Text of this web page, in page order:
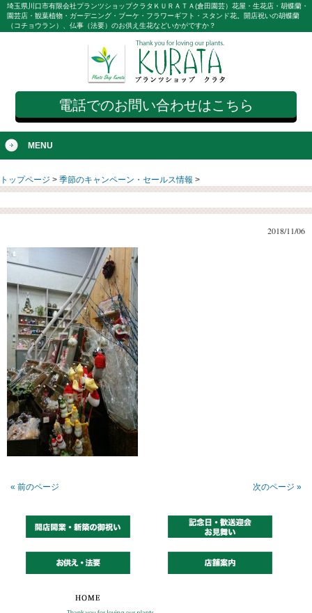
埼玉県川口市有限会社プランツショップクラタＫＵＲＡＴＡ(倉田園芸）花屋・生花店・胡蝶蘭・
園芸店・観葉植物・ガーデニング・ブーケ・フラワーギフト・スタンド花。開店祝いの胡蝶蘭
（コチョウラン）、仏事（法要）のお供え生花などいかがですか？
電話でのお問い合わせはこちら
MENU
トップページ > 季節のキャンペーン・セールス情報 >
2018/11/06
« 前のページ 次のページ »